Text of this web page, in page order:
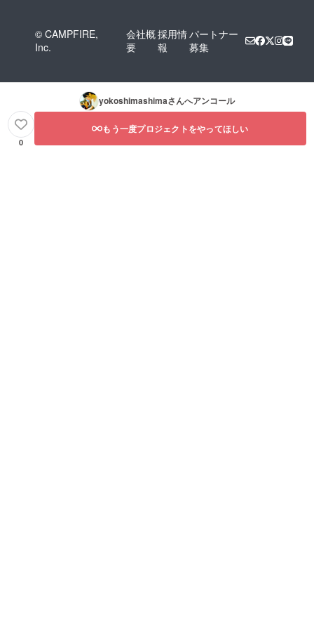
© CAMPFIRE,
Inc.
会社概
要
採用情
報
パートナー
募集
yokoshimashimaさんへアンコール
0
もう一度プロジェクトをやってほしい